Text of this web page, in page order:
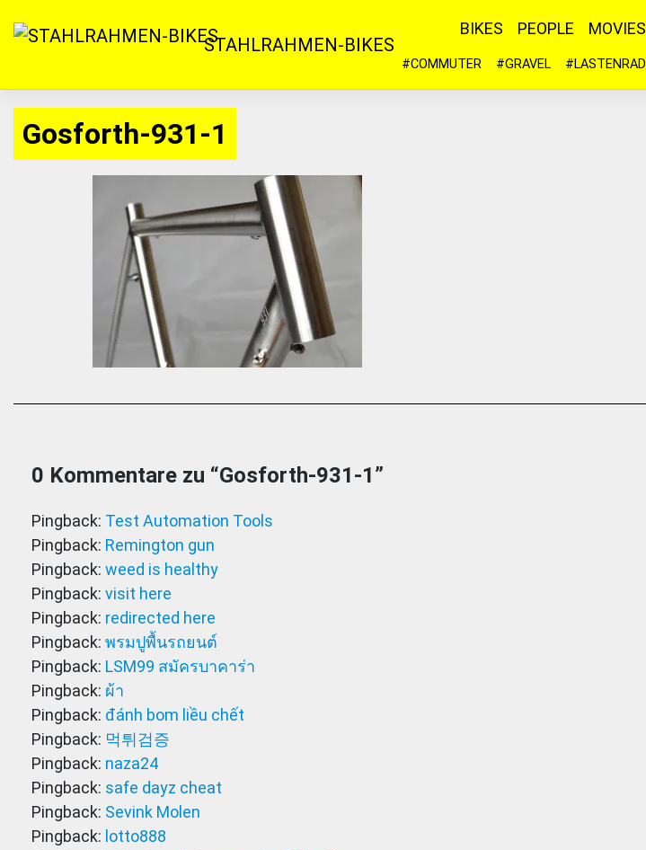
Inhalt
STAHLRAHMEN-BIKES
BIKES PEOPLE MOVIES
#COMMUTER #GRAVEL #LASTENRAD
Gosforth-931-1
0 Kommentare zu “Gosforth-931-1”
Pingback: Test Automation Tools
Pingback: Remington gun
Pingback: weed is healthy
Pingback: visit here
Pingback: redirected here
Pingback: พรมปูพื้นรถยนต์
Pingback: LSM99 สมัครบาคาร่า
Pingback: ผ้า
Pingback: đánh bom liều chết
Pingback: 먹튀검증
Pingback: naza24
Pingback: safe dayz cheat
Pingback: Sevink Molen
Pingback: lotto888